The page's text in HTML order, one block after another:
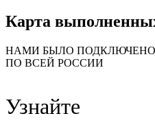
Карта
НАМИ БЫЛО ПОДКЛЮЧЕНО
ПО ВСЕЙ РОССИИ
29
99
48
Узнайте